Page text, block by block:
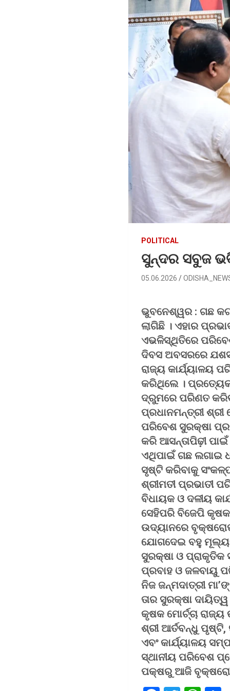
POLITICAL
ସୁନ୍ଦର ସବୁଜ
05.06.2026
ଭୁବନେଶ୍ୱର : ଗଛ
ଲାଗିଛି । ଏହାର
ଏଭଳିସ୍ଥିତିରେ
ଦିବସ ଅବସରରେ
ରାଜ୍ୟ କାର୍ଯ୍ୟାଳୟ
କରିଥିଲେ ।
ଦ୍ରୁମରେ ପରିଣତ
ପ୍ରଧାନମନ୍ତ୍ରୀ
ପରିବେଶ ସୁରକ୍ଷା
କରି ଆସନ୍ତାପିଢ଼ୀ
ଏଥିପାଇଁ ଗଛ ଲଗାଇ
ସୃଷ୍ଟି କରିବାକୁ
ଶ୍ରୀମତୀ ପ୍ରଭାତୀ
ବିଧାୟକ ଓ ଦଳୀୟ
ସେହିପରି ବିଜେପି
ଉଦ୍ୟାନରେ
ଯୋଗଦେଇ ବହୁ
ସୁରକ୍ଷା ଓ ପ୍ରାକୃତିକ
ପ୍ରବାହ ଓ ଜଳବାୟୁ
ନିଜ ଜନ୍ମଦାତ୍ରୀ
ତାର ସୁରକ୍ଷା
କୃଷକ ମୋର୍ଚ୍ଚା
ଶ୍ରୀ ଆର୍ତବନ୍ଧୁ
ଏବଂ କାର୍ଯ୍ୟାଳୟ
ସ୍ଥାନୀୟ ପରିବେଶ
ପକ୍ଷରୁ ଆଜି